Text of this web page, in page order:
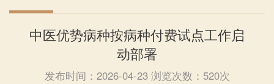
新闻动态
中医优势病种按病种付费试点工作启
动部署
发布时间：2026-04-23 浏览次数：520次